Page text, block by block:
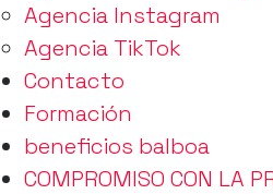
Agencia Instagram
Agencia TikTok
Contacto
Formación
beneficios balboa
COMPROMISO CON LA